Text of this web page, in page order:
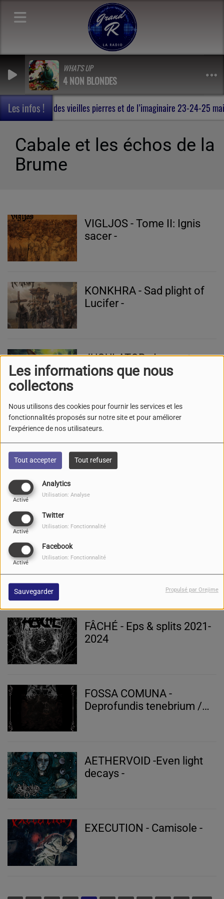
Les informations que nous
collectons
Nous utilisons des cookies pour fournir les services et les
fonctionnalités proposés sur notre site et pour améliorer
l'expérience de nos utilisateurs.
Tout accepter Tout refuser
Analytics
Activé
Utilisation: Analyse
Twitter
Activé
Utilisation: Fonctionnalité
Facebook
Activé
Utilisation: Fonctionnalité
Sauvegarder Propulsé par Orejime
WHAT'S UP
4 NON BLONDES
Les infos !, au milieu des vieilles pierres et de l’imaginaire 23-24-25
Cabale et les échos de la
Brume
VIGLJOS - Tome II: Ignis
sacer -
KONKHRA - Sad plight of
Lucifer -
JUGULATOR - Imperator
Insector -
INFAMIE - Of sulphur and
DEAD TWILIGHT - Endless
MALEPESTE - Ex Nihilo -
FÂCHÉ - Eps & splits 2021-
2024
FOSSA COMUNA -
Deprofundis tenebrium /
AETHERVOID -Even light
decays -
EXECUTION - Camisole -